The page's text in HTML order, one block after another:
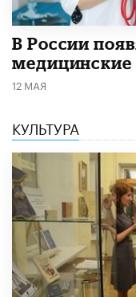
В России
медицинские
12 МАЯ
КУЛЬТУРА